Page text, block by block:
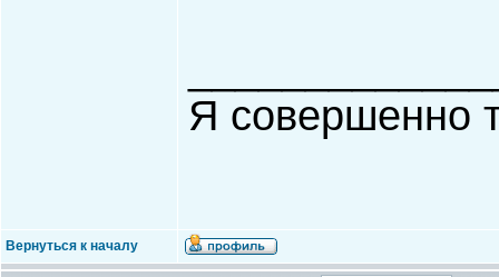
Я совершенно
Вернуться к началу